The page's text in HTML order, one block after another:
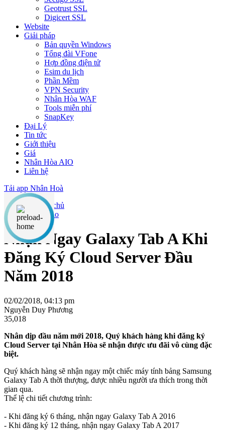
Geotrust SSL
Digicert SSL
Website
Giải pháp
Bản quyền Windows
Tổng đài VFone
Hợp đồng điện tử
Esim du lịch
Phần Mềm
VPN Security
Nhân Hòa WAF
Tools miễn phí
SnapKey
Đại Lý
Tin tức
Giới thiệu
Giá
Nhân Hòa AIO
Liên hệ
Tải app Nhân Hoà
Thông báo
Nhận Ngay Galaxy Tab A Khi
Đăng Ký Cloud Server Đầu
Năm 2018
02/02/2018, 04:13 pm
Nguyễn Duy Phương
35,018
Nhân dịp đầu năm mới 2018, Quý khách hàng khi đăng ký
Cloud Server tại Nhân Hòa sẽ nhận được ưu đãi vô cùng đặc
biệt.
Quý khách hàng sẽ nhận ngay một chiếc máy tính bảng Samsung
Galaxy Tab A thời thượng, được nhiều người ưa thích trong thời
gian qua.
Thể lệ chi tiết chương trình:
- Khi đăng ký 6 tháng, nhận ngay Galaxy Tab A 2016
- Khi đăng ký 12 tháng, nhận ngay Galaxy Tab A 2017